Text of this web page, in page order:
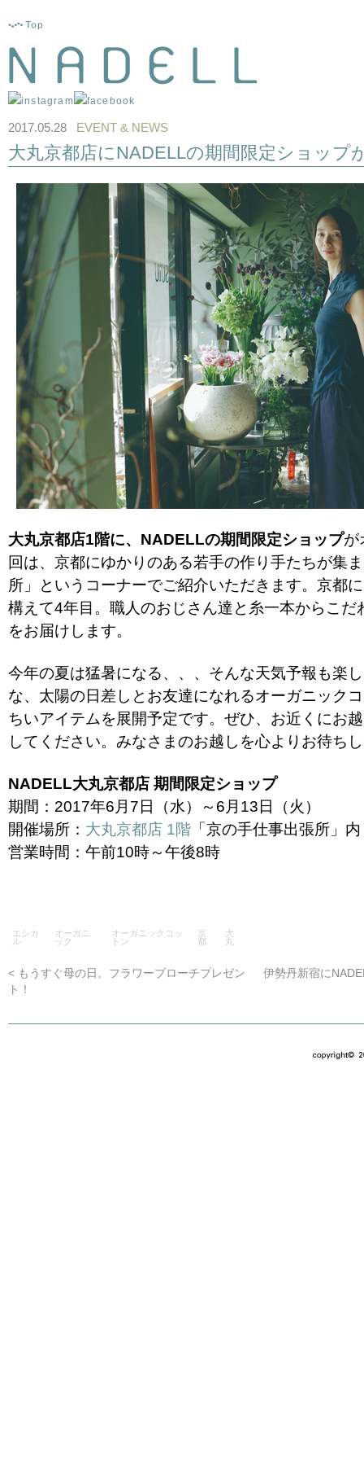
2017.05.28 EVENT & NEWS
大丸京都店にNADELLの期間限定ショップ
大丸京都店1階に、NADELLの期間限定ショップが
回は、京都にゆかりのある若手の作り手たちが集
所」というコーナーでご紹介いただきます。京都
構えて4年目。職人のおじさん達と糸一本からこだ
をお届けします。
今年の夏は猛暑になる、、、そんな天気予報も楽
な、太陽の日差しとお友達になれるオーガニック
ちいアイテムを展開予定です。ぜひ、お近くにお
してください。みなさまのお越しを心よりお待ち
NADELL大丸京都店 期間限定ショップ
期間：2017年6月7日（水）～6月13日（火）
開催場所： 大丸京都店 1階 「京の手仕事出張所」内
営業時間：午前10時～午後8時
エシカ
ル
オーガニ
ック
オーガニックコッ
トン
京
都
大
丸
< もうすぐ母の日。フラワーブローチプレゼン
ト！
伊勢丹新宿に